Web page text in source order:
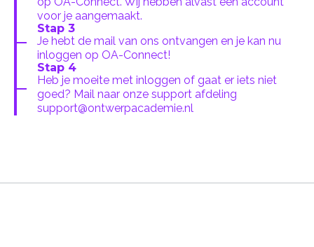
voor je aangemaakt.
Stap 3
Je hebt de mail van ons ontvangen en je kan nu
inloggen op OA-Connect!
Stap 4
Heb je moeite met inloggen of gaat er iets niet
goed? Mail naar onze support afdeling
support@ontwerpacademie.nl